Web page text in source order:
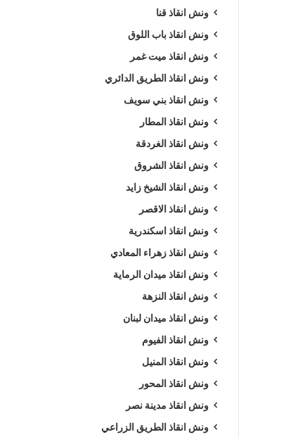
ونش انقاذ قنا
ونش انقاذ باب اللوق
ونش انقاذ ميت غمر
ونش انقاذ الطريق الدائري
ونش انقاذ بني سويف
ونش انقاذ المطار
ونش انقاذ الغردقة
ونش انقاذ الشروق
ونش انقاذ الشيخ زايد
ونش انقاذ الاقصر
ونش انقاذ اسكندرية
ونش انقاذ زهراء المعادي
ونش انقاذ ميدان الرماية
ونش انقاذ النزهة
ونش انقاذ ميدان لبنان
ونش انقاذ الفيوم
ونش انقاذ المنيل
ونش انقاذ المحور
ونش انقاذ مدينة نصر
ونش انقاذ الطريق الزراعي